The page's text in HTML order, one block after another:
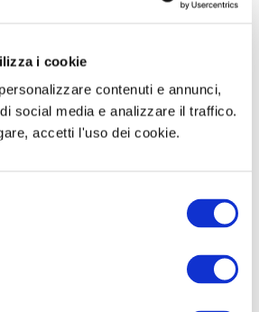
i cookie
contenuti e annunci,
social media e analizzare il traffico.
accetti l'uso dei cookie.
Domande
Tempo
totale
Risposta
corretta
40